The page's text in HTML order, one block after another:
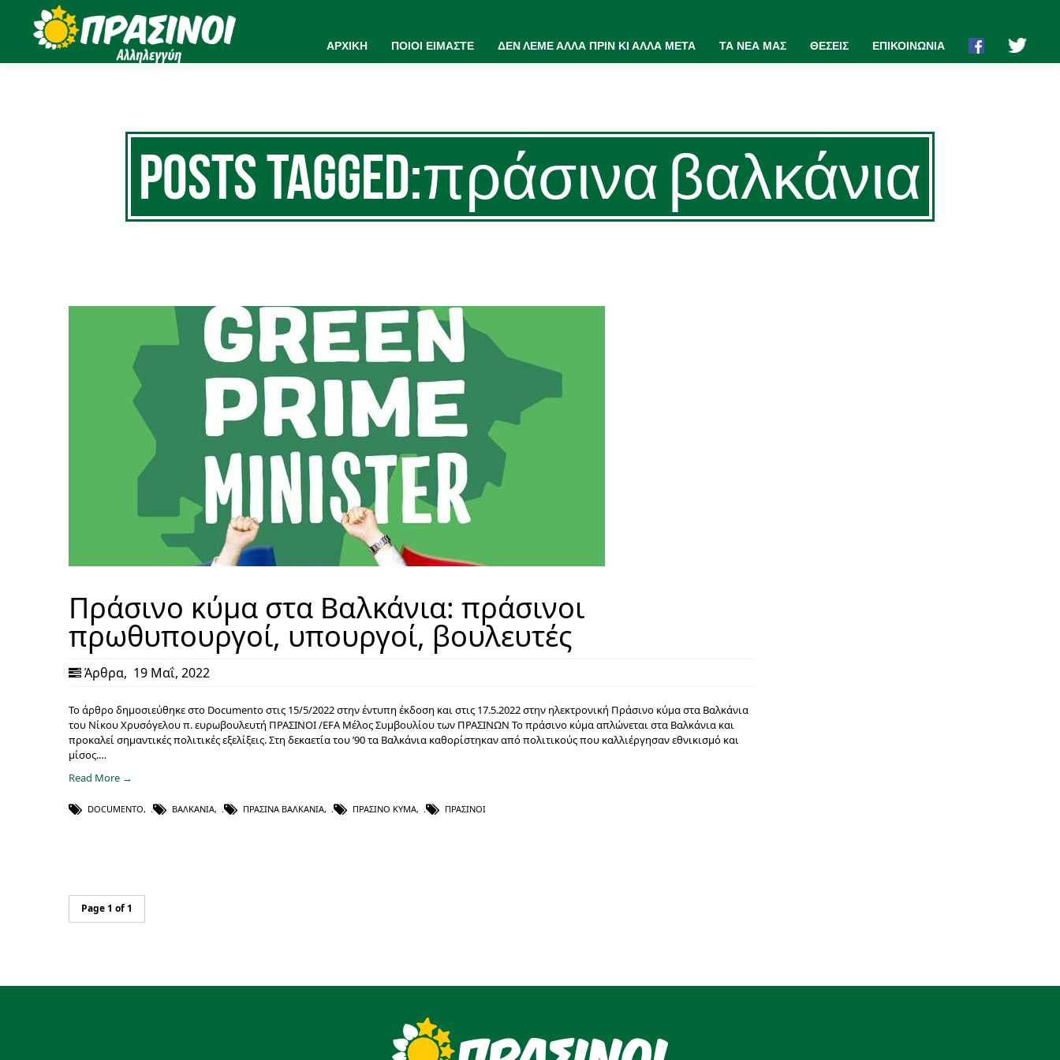
ΑΡΧΙΚΗ ΠΟΙΟΙ ΕΙΜΑΣΤΕ ΔΕΝ ΛΕΜΕ ΑΛΛΑ ΠΡΙΝ ΚΙ ΑΛΛΑ ΜΕΤΑ ΤΑ ΝΕΑ ΜΑΣ ΘΕΣΕΙΣ ΕΠΙΚΟΙΝΩΝΙΑ
Posts Tagged:πράσινα βαλκάνια
Πράσινο κύμα στα Βαλκάνια: πράσινοι
πρωθυπουργοί, υπουργοί, βουλευτές
Άρθρα, 19 Μαΐ, 2022
Το άρθρο δημοσιεύθηκε στο Documento στις 15/5/2022 στην έντυπη έκδοση και στις 17.5.2022 στην ηλεκτρονική Πράσινο κύμα στα Βαλκάνια
του Νίκου Χρυσόγελου π. ευρωβουλευτή ΠΡΑΣΙΝΟΙ /EFA Μέλος Συμβουλίου των ΠΡΑΣΙΝΩΝ Το πράσινο κύμα απλώνεται στα Βαλκάνια και
προκαλεί σημαντικές πολιτικές εξελίξεις. Στη δεκαετία του ’90 τα Βαλκάνια καθορίστηκαν από πολιτικούς που καλλιέργησαν εθνικισμό και
μίσος.…
Read More →
DOCUMENTO, ΒΑΛΚΆΝΙΑ, ΠΡΆΣΙΝΑ ΒΑΛΚΆΝΙΑ, ΠΡΆΣΙΝΟ ΚΎΜΑ, ΠΡΆΣΙΝΟΙ
Page 1 of 1